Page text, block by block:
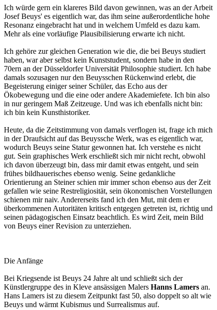
Ich würde gern ein klareres Bild davon gewinnen, was an der Arbeit
Josef Beuys' es eigentlich war, das ihm seine außerordentliche hohe
Resonanz eingebracht hat und in welchem Umfeld es dazu kam.
Mehr als eine vorläufige Plausibilisierung erwarte ich nicht.
Ich gehöre zur gleichen Generation wie die, die bei Beuys studiert
haben, war aber selbst kein Kunststudent, sondern habe in den
70ern an der Düsseldorfer Universität Philosophie studiert. Ich habe
damals sozusagen nur den Beuysschen Rückenwind erlebt, die
Begeisterung einiger seiner Schüler, das Echo aus der
Ökobewegung und die eine oder andere Akademiefete. Ich bin also
in nur geringem Maß Zeitzeuge. Und was ich ebenfalls nicht bin:
ich bin kein Kunsthistoriker.
Heute, da die Zeitstimmung von damals verflogen ist, frage ich mich
in der Draufsicht auf das Beuyssche Werk, was es eigentlich war,
wodurch Beuys seine Statur gewonnen hat. Ich verstehe es nicht
gut. Sein graphisches Werk erschließt sich mir nicht recht, obwohl
ich davon überzeugt bin, dass mir damit etwas entgeht, und sein
frühes bildhauerisches ebenso wenig. Seine gedankliche
Orientierung an Steiner schien mir immer schon ebenso aus der Zeit
gefallen wie seine Restreligiosität, sein ökonomischen Vorstellungen
schienen mir naiv. Andererseits fand ich den Mut, mit dem er
überkommenen Autoritäten kritisch entgegen getreten ist, richtig und
seinen pädagogischen Einsatz beachtlich. Es wird Zeit, mein Bild
von Beuys einer Revision zu unterziehen.
Die Anfänge
Bei Kriegsende ist Beuys 24 Jahre alt und schließt sich der
Künstlergruppe des in Kleve ansässigen Malers Hanns Lamers an.
Hans Lamers ist zu diesem Zeitpunkt fast 50, also doppelt so alt wie
Beuys und wärmt Kubismus und Surrealismus auf.